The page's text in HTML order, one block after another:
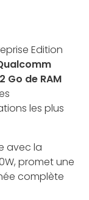
Edition
Go de RAM
les plus
avec la
promet une
complète